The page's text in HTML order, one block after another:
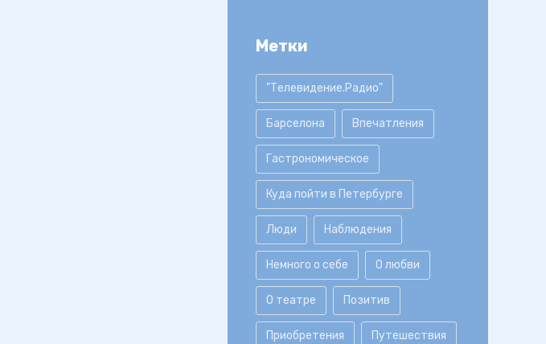
Метки
"Телевидение.Радио"
Барселона Впечатления
Гастрономическое
Куда пойти в Петербурге
Люди Наблюдения
Немного о себе О любви
О театре Позитив
Приобретения Путешествия